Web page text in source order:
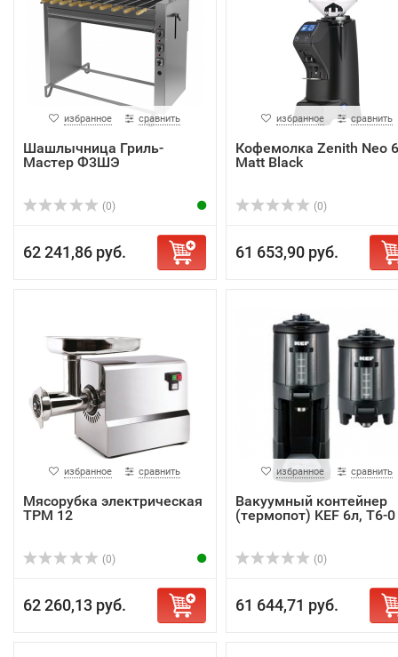
избранное сравнить
Шашлычница Гриль-
Мастер Ф3ШЭ
(0)
62 241,86 руб.
избранное сравнить
Кофемолка Zenith Neo
Matt Black
(0)
61 653,90 руб.
избранное сравнить
Мясорубка электрическая
TPM 12
(0)
62 260,13 руб.
избранное сравнить
Вакуумный контейнер
(термопот) KEF 6л, T6-0
(0)
61 644,71 руб.